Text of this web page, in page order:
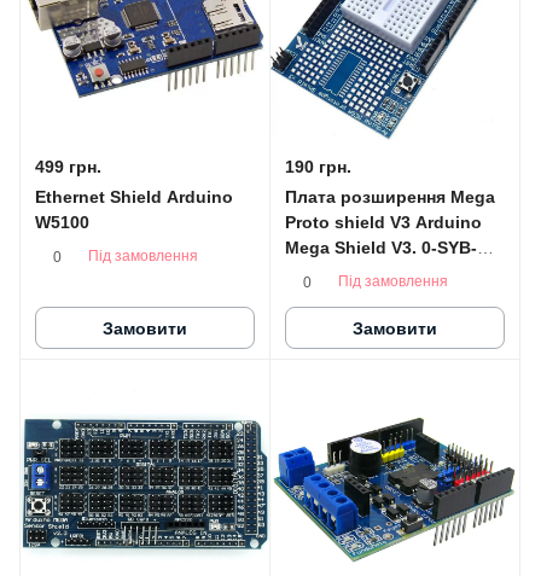
499 грн.
Ethernet Shield Arduino
W5100
0 Під замовлення
Замовити
190 грн.
Плата розширення Mega
Proto shield V3 Arduino
Mega Shield V3. 0-SYB-
1700 Під замовлення
Замовити